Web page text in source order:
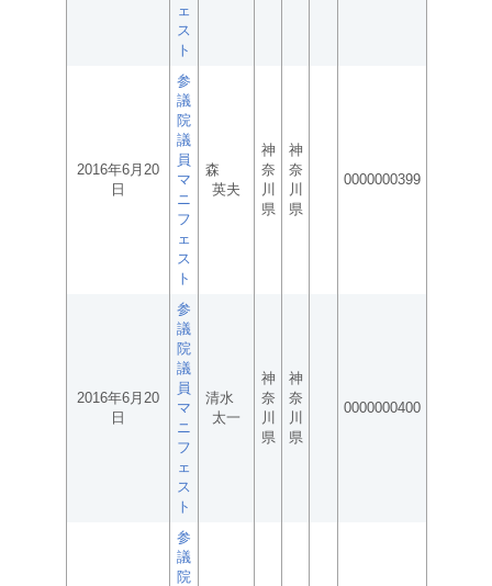
ェ
ス
ト
2016年6月20
日
参
議
院
議
員
マ
ニ
フ
ェ
ス
ト
森
英夫
神
奈
川
県
神
奈
川
県
0000000399
2016年6月20
日
参
議
院
議
員
マ
ニ
フ
ェ
ス
ト
清水
太一
神
奈
川
県
神
奈
川
県
0000000400
参
議
院